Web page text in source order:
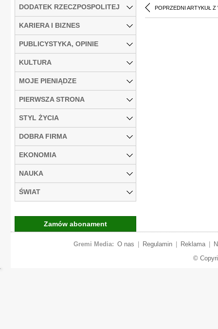
POPRZEDNI ARTYKUŁ Z
DODATEK RZECZPOSPOLITEJ
KARIERA I BIZNES
PUBLICYSTYKA, OPINIE
KULTURA
MOJE PIENIĄDZE
PIERWSZA STRONA
STYL ŻYCIA
DOBRA FIRMA
EKONOMIA
NAUKA
ŚWIAT
Zamów abonament
Gremi Media: O nas Regulamin Reklama
©